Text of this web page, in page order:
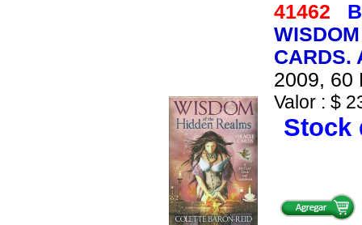
41462
CARDS.
2009, 60
Valor : $
Stock